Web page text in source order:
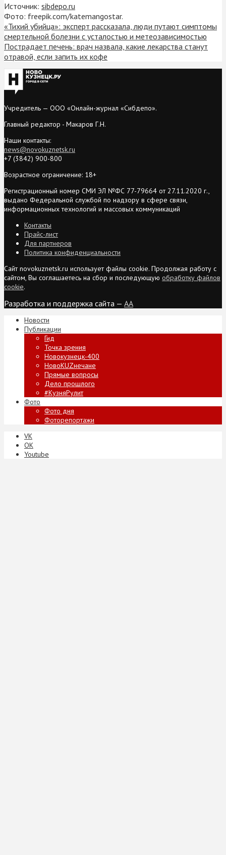
Источник: sibdepo.ru
Фото: freepik.com/katemangostar.
«Тихий убийца»: эксперт рассказала, люди путают симптомы
смертельной болезни с усталостью и метеозависимостью
Пострадает печень: врач назвала, какие лекарства станут
отравой, если запить их кофе
Учредитель — ООО «Онлайн-журнал «Сибдепо».
Главный редактор - Макаров Г.Н.
Наши контакты:
news@novokuznetsk.ru
+7 (3842) 900-800
Возрастное ограничение: 18+
Регистрационный номер СМИ ЭЛ №ФС 77-79664 от 27.11.2020 г.,
выдано Федеральной службой по надзору в сфере связи,
информационных технологий и массовых коммуникаций
Контакты
Прайс-лист
Для партнеров
Политика конфиденциальности
Сайт novokuznetsk.ru использует файлы cookie. Продолжая работу с
сайтом, Вы соглашаетесь на сбор и последующую обработку файлов
cookie.
Разработка и поддержка сайта — AA
Новости
Публикации
Гид
Точка зрения
Новокузнецк-400
НовоKUZнечане
Прямые вопросы
Дело прошлого
#КузняРулит
Фото
Фото дня
Фоторепортажи
VK
ОК
Youtube